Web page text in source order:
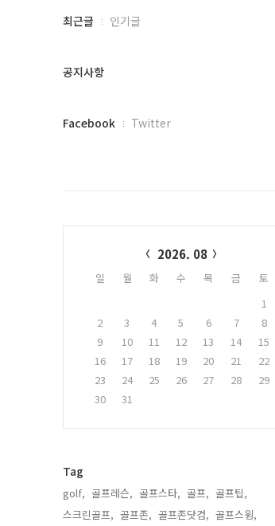
최
과
글
최근글 인기글
공지사항
페
Facebook Twitter
2026. 08
일 월 화 수 목 금
토
1
2
3 4 5 6 7
8
9
10 11 12 13 14
15
16
17 18 19 20 21
22
23
24 25 26 27 28
29
30
31
Tag
golf, 골프레슨, 골프스타, 골프, 골프팁,
스크린골프, 골프존, 골프존닷컴, 골프스윙,